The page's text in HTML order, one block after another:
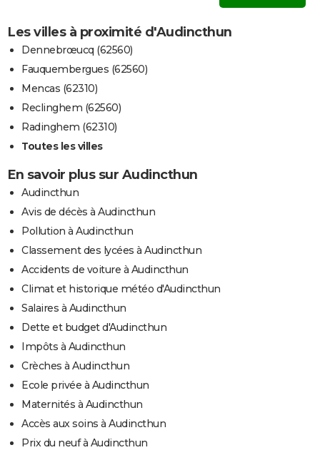
Les villes à proximité d'Audincthun
Dennebrœucq (62560)
Fauquembergues (62560)
Mencas (62310)
Reclinghem (62560)
Radinghem (62310)
Toutes les villes
En savoir plus sur Audincthun
Audincthun
Avis de décès à Audincthun
Pollution à Audincthun
Classement des lycées à Audincthun
Accidents de voiture à Audincthun
Climat et historique météo d'Audincthun
Salaires à Audincthun
Dette et budget d'Audincthun
Impôts à Audincthun
Crèches à Audincthun
Ecole privée à Audincthun
Maternités à Audincthun
Accès aux soins à Audincthun
Prix du neuf à Audincthun